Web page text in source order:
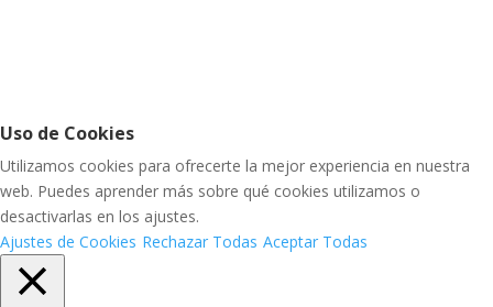
Uso de Cookies
Utilizamos cookies para ofrecerte la mejor experiencia en nuestra
web. Puedes aprender más sobre qué cookies utilizamos o
desactivarlas en los ajustes.
Ajustes de Cookies Rechazar Todas Aceptar Todas